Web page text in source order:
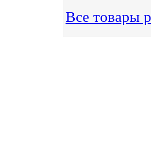
Все товары